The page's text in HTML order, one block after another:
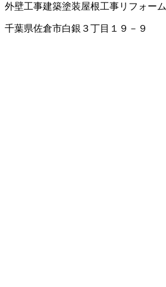
外壁工事建築塗装屋根工事リフォーム
千葉県佐倉市白銀３丁目１９－９